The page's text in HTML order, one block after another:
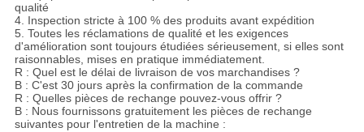
qualité
4. Inspection stricte à 100 % des produits avant expédition
5. Toutes les réclamations de qualité et les exigences
d'amélioration sont toujours étudiées sérieusement, si elles sont
raisonnables, mises en pratique immédiatement.
R : Quel est le délai de livraison de vos marchandises ?
B : C'est 30 jours après la confirmation de la commande
R : Quelles pièces de rechange pouvez-vous offrir ?
B : Nous fournissons gratuitement les pièces de rechange
suivantes pour l'entretien de la machine :